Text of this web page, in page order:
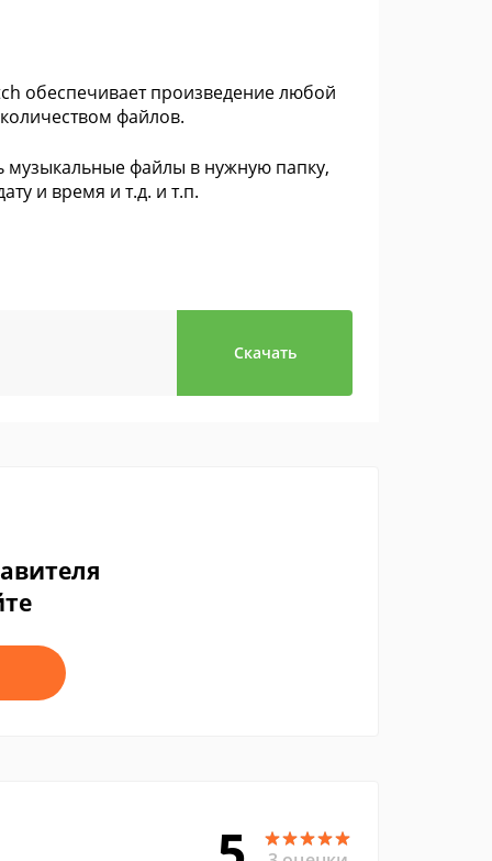
обеспечивает произведение любой
файлов.
файлы в нужную папку,
и время и т.д. и т.п.
Скачать